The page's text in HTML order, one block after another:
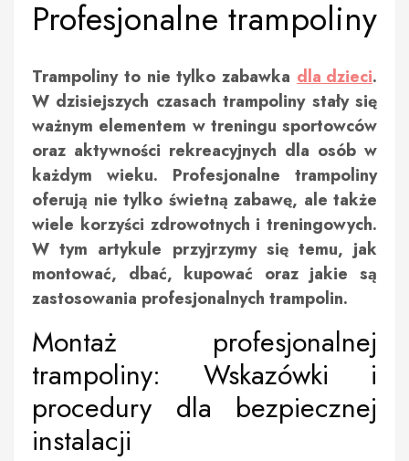
Profesjonalne trampoliny
Trampoliny to nie tylko zabawka dla dzieci.
W dzisiejszych czasach trampoliny stały się
ważnym elementem w treningu sportowców
oraz aktywności rekreacyjnych dla osób w
każdym wieku. Profesjonalne trampoliny
oferują nie tylko świetną zabawę, ale także
wiele korzyści zdrowotnych i treningowych.
W tym artykule przyjrzymy się temu, jak
montować, dbać, kupować oraz jakie są
zastosowania profesjonalnych trampolin.
Montaż profesjonalnej
trampoliny: Wskazówki i
procedury dla bezpiecznej
instalacji